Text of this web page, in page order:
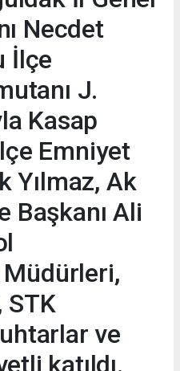
Necdet
İlçe
J.
Kasap
Emniyet
Yılmaz, Ak
Başkanı Ali
ve
katıldı.